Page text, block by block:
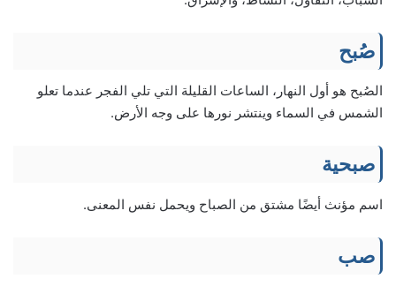
صُبح
الصُبح هو أول النهار، الساعات القليلة التي تلي الفجر عندما تعلو
الشمس في السماء وينتشر نورها على وجه الأرض.
صبحية
اسم مؤنث أيضًا مشتق من الصباح ويحمل نفس المعنى.
صب